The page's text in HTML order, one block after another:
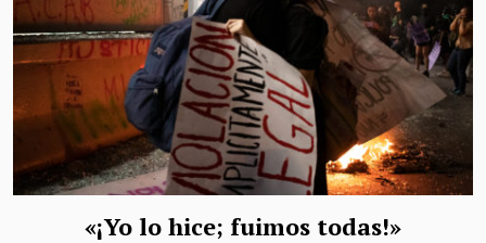
«¡Yo lo hice; fuimos todas!»